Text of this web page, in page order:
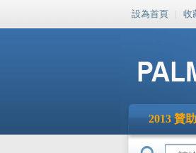
設為首頁 | 收
2013 贊助